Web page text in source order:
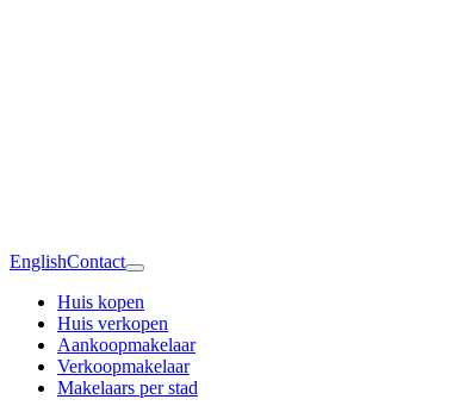
EnglishContact
Huis kopen
Huis verkopen
Aankoopmakelaar
Verkoopmakelaar
Makelaars per stad